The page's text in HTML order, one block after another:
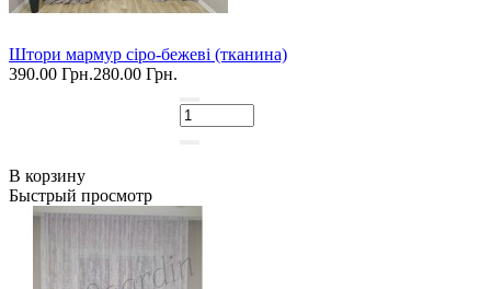
Штори мармур сіро-бежеві (тканина)
390.00 Грн.280.00 Грн.
В корзину
Быстрый просмотр